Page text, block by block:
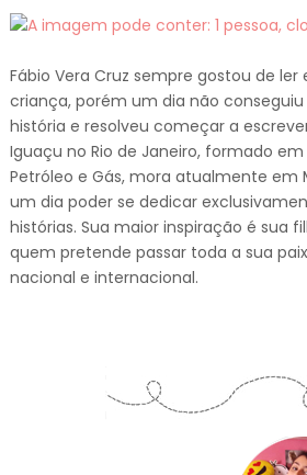
Fábio Vera Cruz sempre gostou de ler
criança, porém um dia não
história e resolveu começar a
Iguaçu no Rio de Janeiro, formado
Petróleo e Gás, mora atualmente em
um dia poder se dedicar
histórias. Sua maior inspiração é sua
quem pretende passar toda a sua
nacional e internacional.